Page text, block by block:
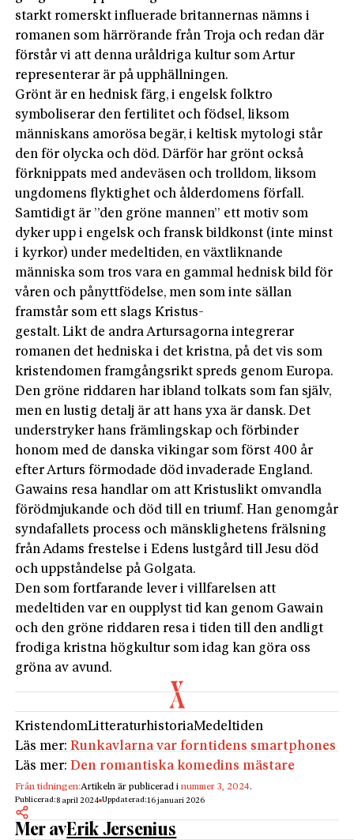
starkt romerskt influerade britannernas nämns i
romanen som härrörande från Troja och redan där
förstår vi att denna uråldriga kultur som Artur
representerar är på upphällningen.
Grönt är en hednisk färg, i engelsk folktro
symboliserar den fertilitet och födsel, liksom
människans amorösa begär, i keltisk mytologi står
den för olycka och död. Därför har grönt också
förknippats med andeväsen och trolldom, liksom
ungdomens flyktighet och ålderdomens förfall.
Samtidigt är ”den gröne mannen” ett motiv som
dyker upp i engelsk och fransk bildkonst (inte minst
i kyrkor) under medeltiden, en växtliknande
människa som tros vara en gammal hednisk bild för
våren och pånyttfödelse, men som inte sällan
framstår som ett slags Kristus-
gestalt. Likt de andra Artursagorna integrerar
romanen det hedniska i det kristna, på det vis som
kristendomen framgångsrikt spreds genom Europa.
Den gröne riddaren har ibland tolkats som fan själv,
men en lustig detalj är att hans yxa är dansk. Det
understryker hans främlingskap och förbinder
honom med de danska vikingar som först 400 år
efter Arturs förmodade död invaderade England.
Gawains resa handlar om att Kristus­likt omvandla
förödmjukande och död till en triumf. Han genomgår
syndafallets process och mänsklighetens frälsning
från Adams frestelse i Edens lustgård till Jesu död
och uppståndelse på Golgata.
Den som fortfarande lever i villfarelsen att
medeltiden var en oupplyst tid kan genom Gawain
och den gröne riddaren resa i tiden till den andligt
frodiga kristna högkultur som idag kan göra oss
gröna av avund.
KristendomLitteraturhistoriaMedeltiden
Läs mer:Runkavlarna var forntidens smartphones
Läs mer:Den romantiska komedins mästare
Från tidningen:Artikeln är publicerad inummer 3, 2024.
Publicerad:8 april 2024 Uppdaterad:16 januari 2026
Mer avErik Jersenius